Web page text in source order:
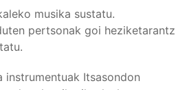
musika sustatu.
pertsonak goi heziketarantz
instrumentuak Itsasondon